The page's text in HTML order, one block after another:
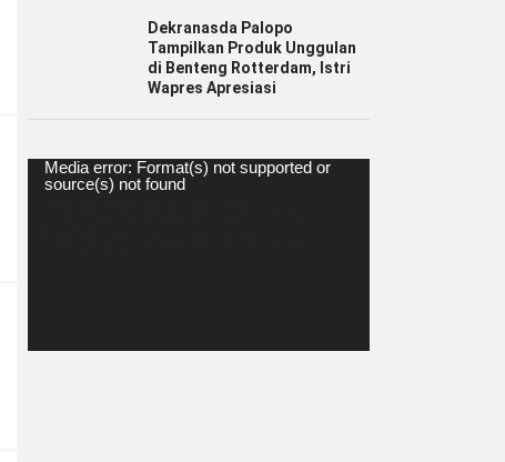
Dekranasda Palopo
Tampilkan Produk Unggulan
di Benteng Rotterdam, Istri
Wapres Apresiasi
Pemutar
Video
Media error: Format(s) not supported or
source(s) not found